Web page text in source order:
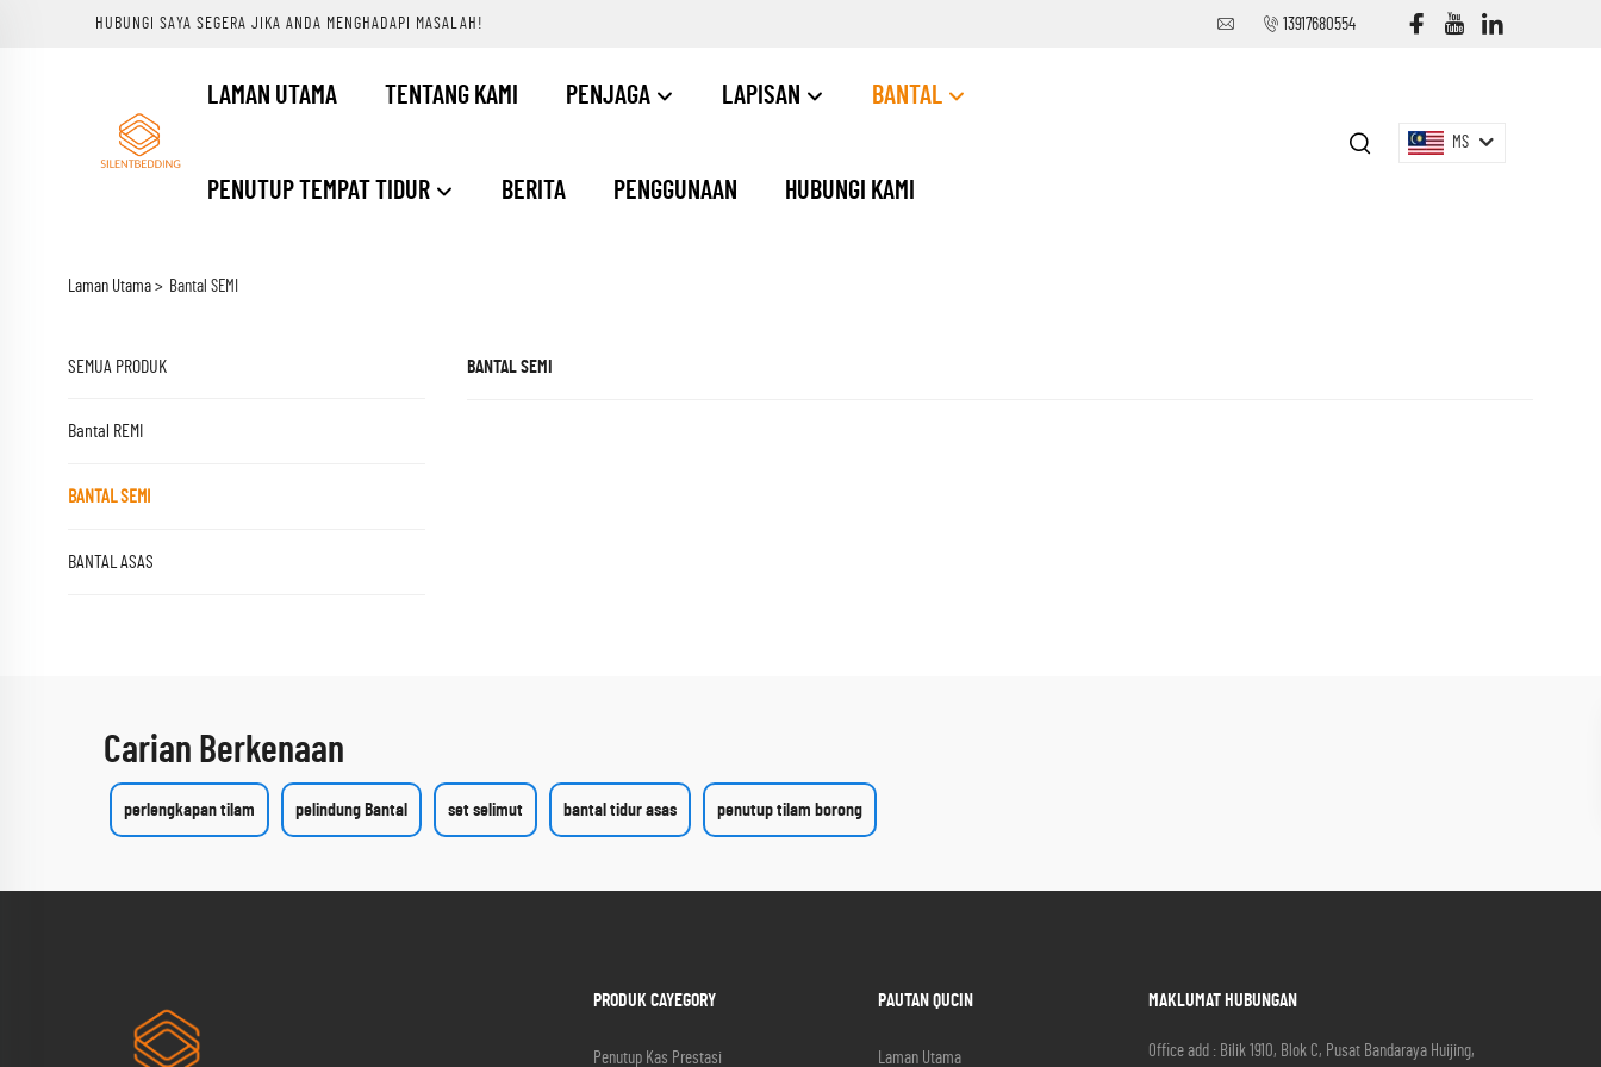
HUBUNGI SAYA SEGERA JIKA ANDA MENGHADAPI MASALAH! 13917680554
LAMAN UTAMA TENTANG KAMI PENJAGA LAPISAN BANTAL
PENUTUP TEMPAT TIDUR BERITA PENGGUNAAN HUBUNGI KAMI
MS
Laman Utama > Bantal SEMI
SEMUA PRODUK
Bantal REMI
BANTAL SEMI
BANTAL ASAS
BANTAL SEMI
Carian Berkenaan
perlengkapan tilam pelindung Bantal set selimut bantal tidur asas penutup tilam borong
PRODUK CAYEGORY
Penutup Kas Prestasi
PAUTAN QUCIN
Laman Utama
MAKLUMAT HUBUNGAN
Office add : Bilik 1910, Blok C, Pusat Bandaraya Huijing,